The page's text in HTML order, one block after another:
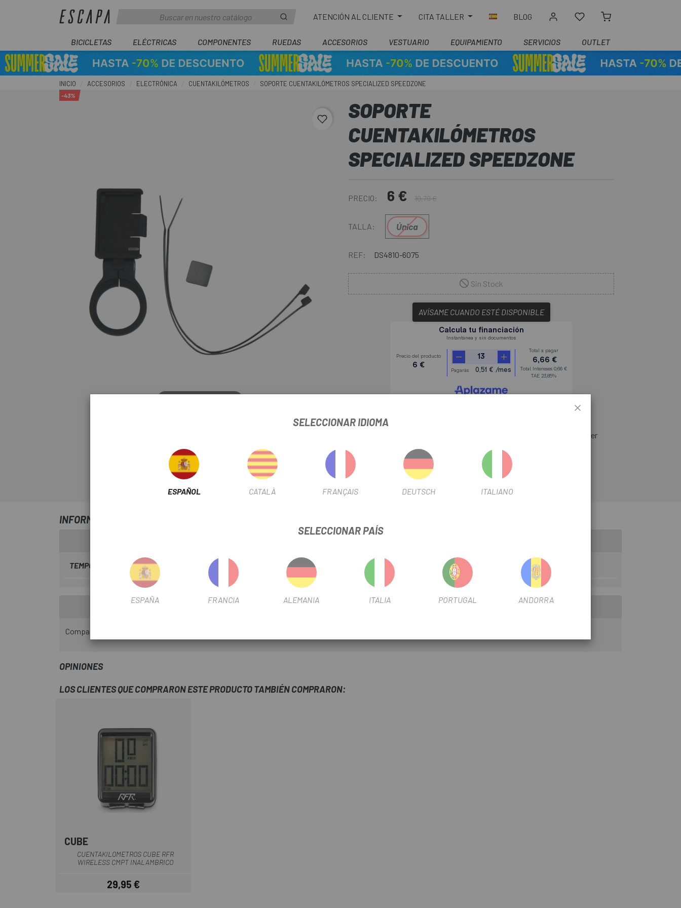
ATENCIÓN AL CLIENTE CITA TALLER BLOG
BICICLETAS ELÉCTRICAS COMPONENTES RUEDAS ACCESORIOS VESTUARIO EQUIPAMIENTO SERVICIOS OUTLET
INICIO ACCESORIOS ELECTRÓNICA CUENTAKILÓMETROS SOPORTE CUENTAKILÓMETROS SPECIALIZED SPEEDZONE
favorite_border
-43%
SOPORTE
CUENTAKILÓMETROS
SPECIALIZED SPEEDZONE
PRECIO: 6 € 10,70 €
TALLA: Única
REF: DS4810-6075
Sin Stock
AVÍSAME CUANDO ESTÉ DISPONIBLE
tenemos todos los accesorios, componentes y recambios
originales de la marca Specialized. El
te permite llevar tu GPS en el manillar para tener
todo bien parametizado y a la vista.
INFORMACIÓN SOBRE SOPORTE CUENTAKILÓMETROS SPECIALIZED SPEEDZONE
TEMPORADA 2022 POSICIÓN Delantera
INFORMACIÓN DEL PRODUCTO
Compatible con los modelos SpeedZone Elite Comp, and Pro computers.
OPINIONES
LOS CLIENTES QUE COMPRARON ESTE PRODUCTO TAMBIÉN COMPRARON:
CUBE
CUENTAKILOMETROS CUBE RFR
WIRELESS CMPT INALAMBRICO
Precio
29,95 €
SELECCIONAR IDIOMA
ESPAÑOL CATALÀ FRANÇAIS DEUTSCH ITALIANO
SELECCIONAR PAÍS
ESPAÑA FRANCIA ALEMANIA ITALIA PORTUGAL ANDORRA